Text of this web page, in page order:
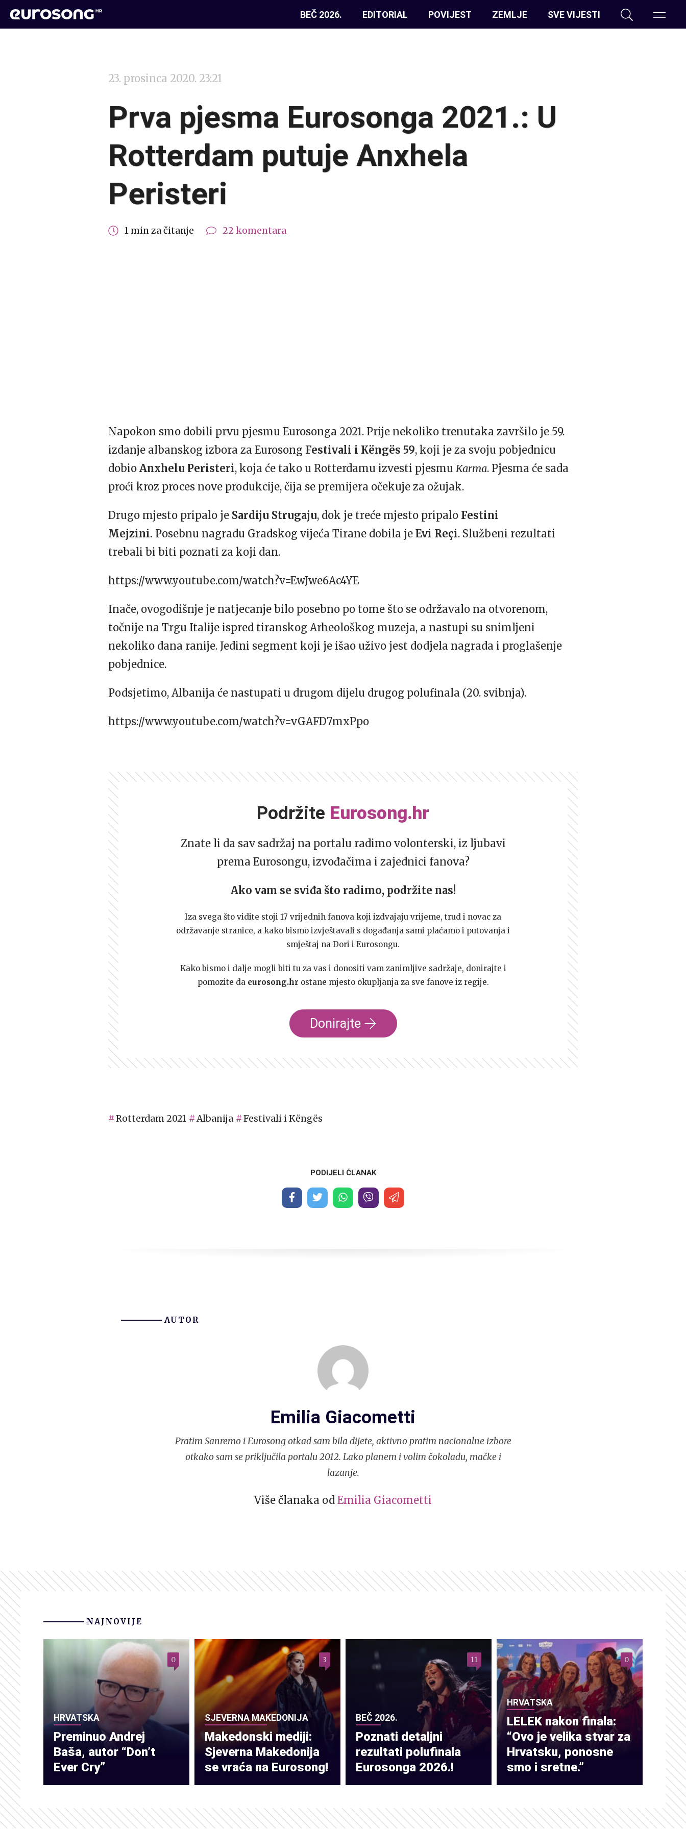
BEČ 2026. EDITORIAL POVIJEST ZEMLJE SVE VIJESTI
23. prosinca 2020. 23:21
Prva pjesma Eurosonga 2021.: U
Rotterdam putuje Anxhela
Peristeri
1 min za čitanje 22 komentara
Napokon smo dobili prvu pjesmu Eurosonga 2021. Prije nekoliko trenutaka završilo je 59.
izdanje albanskog izbora za Eurosong Festivali i Këngës 59, koji je za svoju pobjednicu
dobio Anxhelu Peristeri, koja će tako u Rotterdamu izvesti pjesmu Karma. Pjesma će sada
proći kroz proces nove produkcije, čija se premijera očekuje za ožujak.
Drugo mjesto pripalo je Sardiju Strugaju, dok je treće mjesto pripalo Festini
Mejzini. Posebnu nagradu Gradskog vijeća Tirane dobila je Evi Reçi. Službeni rezultati
trebali bi biti poznati za koji dan.
https://www.youtube.com/watch?v=EwJwe6Ac4YE
Inače, ovogodišnje je natjecanje bilo posebno po tome što se održavalo na otvorenom,
točnije na Trgu Italije ispred tiranskog Arheološkog muzeja, a nastupi su snimljeni
nekoliko dana ranije. Jedini segment koji je išao uživo jest dodjela nagrada i proglašenje
pobjednice.
Podsjetimo, Albanija će nastupati u drugom dijelu drugog polufinala (20. svibnja).
https://www.youtube.com/watch?v=vGAFD7mxPpo
Podržite Eurosong.hr
Znate li da sav sadržaj na portalu radimo volonterski, iz ljubavi
prema Eurosongu, izvođačima i zajednici fanova?
Ako vam se sviđa što radimo, podržite nas!
Iza svega što vidite stoji 17 vrijednih fanova koji izdvajaju vrijeme, trud i novac za
održavanje stranice, a kako bismo izvještavali s događanja sami plaćamo i putovanja i
smještaj na Dori i Eurosongu.
Kako bismo i dalje mogli biti tu za vas i donositi vam zanimljive sadržaje, donirajte i
pomozite da eurosong.hr ostane mjesto okupljanja za sve fanove iz regije.
Donirajte
Rotterdam 2021 Albanija Festivali i Këngës
PODIJELI ČLANAK
AUTOR
Emilia Giacometti
Pratim Sanremo i Eurosong otkad sam bila dijete, aktivno pratim nacionalne izbore
otkako sam se priključila portalu 2012. Lako planem i volim čokoladu, mačke i
lazanje.
Više članaka od Emilia Giacometti
NAJNOVIJE
HRVATSKA
Preminuo Andrej
Baša, autor “Don’t
Ever Cry”
0
SJEVERNA MAKEDONIJA
Makedonski mediji:
Sjeverna Makedonija
se vraća na Eurosong!
3
BEČ 2026.
Poznati detaljni
rezultati polufinala
Eurosonga 2026.!
11
HRVATSKA
LELEK nakon finala:
“Ovo je velika stvar za
Hrvatsku, ponosne
smo i sretne.”
0